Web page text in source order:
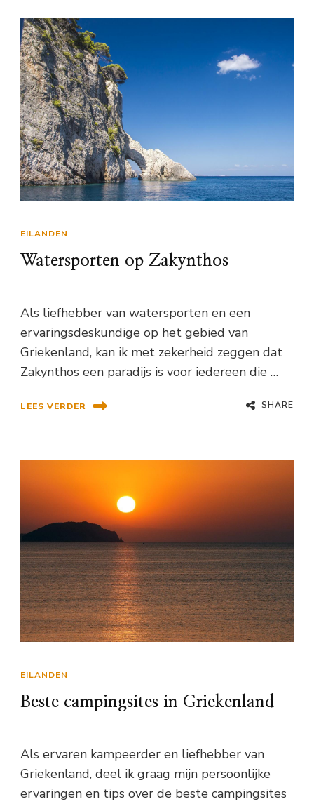
EILANDEN
Watersporten op Zakynthos
Als liefhebber van watersporten en een
ervaringsdeskundige op het gebied van
Griekenland, kan ik met zekerheid zeggen dat
Zakynthos een paradijs is voor iedereen die …
LEES VERDER SHARE
EILANDEN
Beste campingsites in Griekenland
Als ervaren kampeerder en liefhebber van
Griekenland, deel ik graag mijn persoonlijke
ervaringen en tips over de beste campingsites